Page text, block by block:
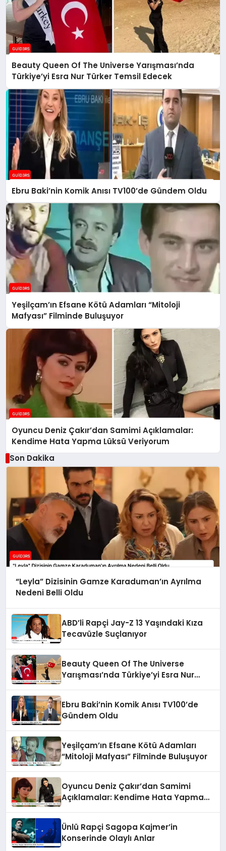
Beauty Queen Of The Universe Yarışması’nda
Türkiye’yi Esra Nur Türker Temsil Edecek
Ebru Baki’nin Komik Anısı TV100’de Gündem Oldu
Yeşilçam’ın Efsane Kötü Adamları “Mitoloji
Mafyası” Filminde Buluşuyor
Oyuncu Deniz Çakır’dan Samimi Açıklamalar:
Kendime Hata Yapma Lüksü Veriyorum
Son Dakika
“Leyla” Dizisinin Gamze Karaduman’ın Ayrılma
Nedeni Belli Oldu
ABD’li Rapçi Jay-Z 13 Yaşındaki Kıza
Tecavüzle Suçlanıyor
Beauty Queen Of The Universe
Yarışması’nda Türkiye’yi Esra Nur
Ebru Baki’nin Komik Anısı TV100’de
Gündem Oldu
Yeşilçam’ın Efsane Kötü Adamları
“Mitoloji Mafyası” Filminde Buluşuyor
Oyuncu Deniz Çakır’dan Samimi
Açıklamalar: Kendime Hata Yapma
Ünlü Rapçi Sagopa Kajmer’in
Konserinde Olaylı Anlar